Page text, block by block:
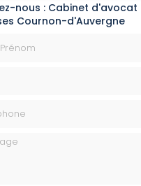
nous : Cabinet d'avocat
Cournon-d'Auvergne